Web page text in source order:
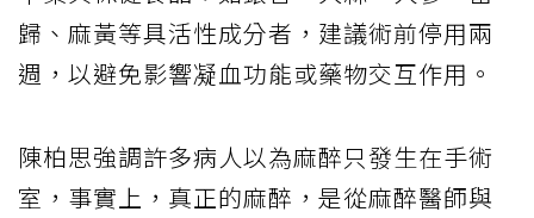
歸、麻黃等具活性成分者，建議術前停用兩
週，以避免影響凝血功能或藥物交互作用。
陳柏思強調許多病人以為麻醉只發生在手術
室，事實上，真正的麻醉，是從麻醉醫師與